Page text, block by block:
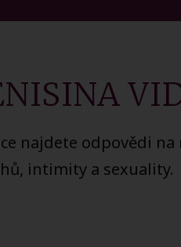
najdete odpovědi
intimity a sexuality.